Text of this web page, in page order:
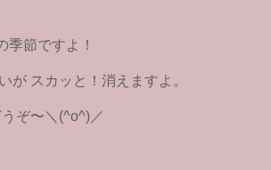
季節ですよ！
が スカッと！消えますよ。
ぞ〜＼(^o^)／